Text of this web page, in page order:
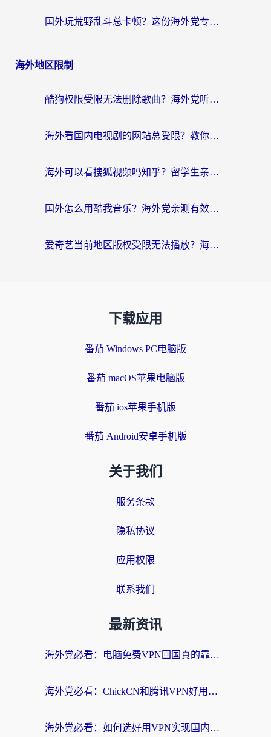
国外玩荒野乱斗总卡顿？这份海外党专属的国服游戏加速攻略请收好
海外地区限制
酷狗权限受限无法删除歌曲？海外党听国内音乐的终极解决方案来了
海外看国内电视剧的网站总受限？教你选对回国加速器，轻松追热剧
海外可以看搜狐视频吗知乎？留学生亲测有效的回国加速器选择指南
国外怎么用酷我音乐？海外党亲测有效的回国加速方案，附千千音乐中文歌收听指南
爱奇艺当前地区版权受限无法播放？海外党追剧看电影的终极解决方案来了
下载应用
番茄 Windows PC电脑版
番茄 macOS苹果电脑版
番茄 ios苹果手机版
番茄 Android安卓手机版
关于我们
服务条款
隐私协议
应用权限
联系我们
最新资讯
海外党必看：电脑免费VPN回国真的靠谱吗？附实测对比与最优方案指南
海外党必看：ChickCN和腾讯VPN好用吗？3招选对回国加速器，告别地区限制
海外党必看：如何选好用VPN实现国内资源无缝访问？从越南到全球都适用